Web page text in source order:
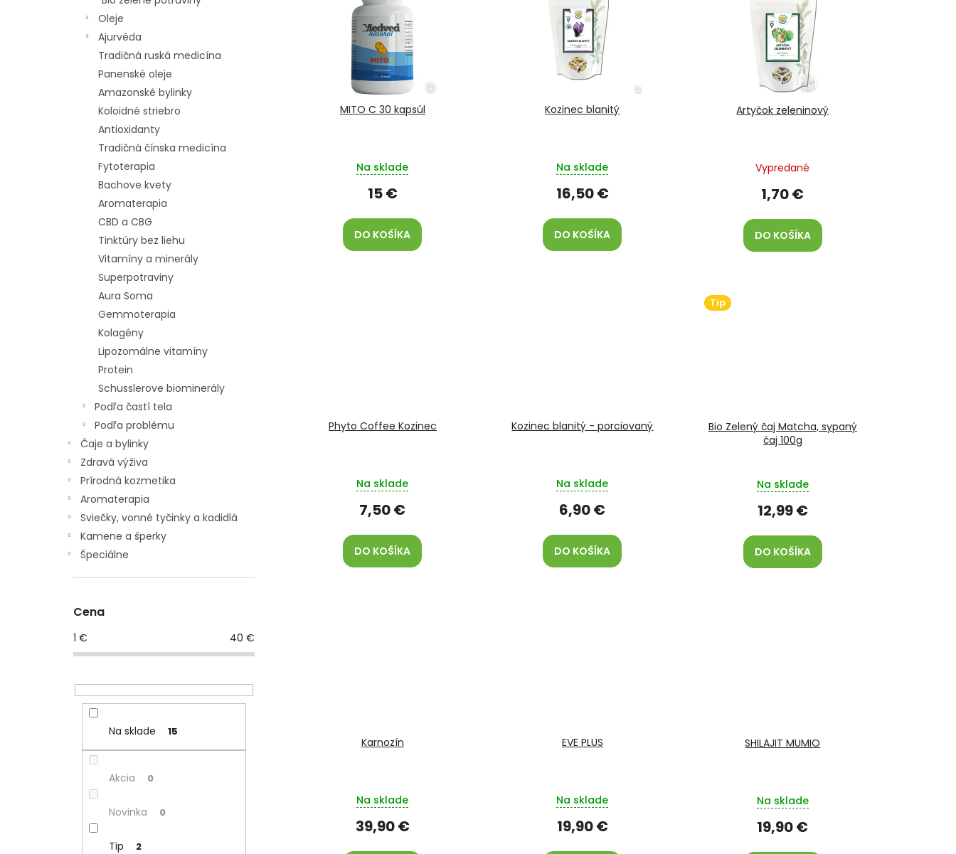
Oleje
Ajurvéda
Tradičná ruská medicína
Panenské oleje
Amazonské bylinky
Koloidné striebro
Antioxidanty
Tradičná čínska medicína
Fytoterapia
Bachove kvety
Aromaterapia
CBD a CBG
Tinktúry bez liehu
Vitamíny a minerály
Superpotraviny
Aura Soma
Gemmoterapia
Kolagény
Lipozomálne vitamíny
Protein
Schusslerove biominerály
Podľa častí tela
Podľa problému
Čaje a bylinky
Zdravá výživa
Prírodná kozmetika
Aromaterapia
Sviečky, vonné tyčinky a kadidlá
Kamene a šperky
Špeciálne
Cena
1 € 40 €
Na sklade 15
Akcia 0
Novinka 0
Tip 2
MITO C 30 kapsúl
Na sklade
15 €
DO KOŠÍKA
Kozinec blanitý
Na sklade
16,50 €
DO KOŠÍKA
Artyčok zeleninový
Vypredané
1,70 €
DO KOŠÍKA
Phyto Coffee Kozinec
Na sklade
7,50 €
DO KOŠÍKA
Kozinec blanitý - porciovaný
Na sklade
6,90 €
DO KOŠÍKA
Tip
Bio Zelený čaj Matcha, sypaný
čaj 100g
Na sklade
12,99 €
DO KOŠÍKA
Karnozín
Na sklade
39,90 €
EVE PLUS
Na sklade
19,90 €
SHILAJIT MUMIO
Na sklade
19,90 €